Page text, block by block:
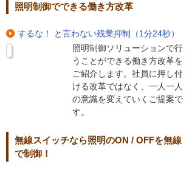
照明制御でできる働き方改革
するな！ と言わない残業抑制（1分24秒）
照明制御ソリューションで行
うことができる働き方改革を
ご紹介します。社員に押し付
ける改革ではなく、一人一人
の意識を変えていくご提案で
す。
無線スイッチなら照明のON / OFFを無線
で制御！